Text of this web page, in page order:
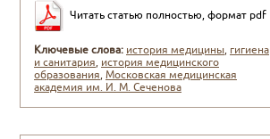
Читать статью полностью, формат pdf
Ключевые слова: история медицины, гигиена
и санитария, история медицинского
образования,Московская медицинская
академия им. И. М. Сеченова